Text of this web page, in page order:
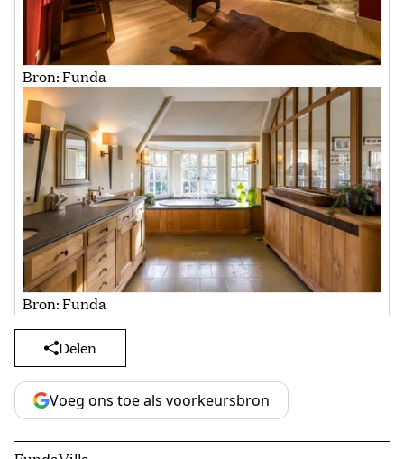
Bron: Funda
Bron: Funda
Delen
Voeg ons toe als voorkeursbron